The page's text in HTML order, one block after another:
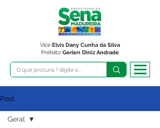
Prefeito Gerlen Diniz Andrade
Vice Elvis Dany Cunha da Silva
Post
Geral